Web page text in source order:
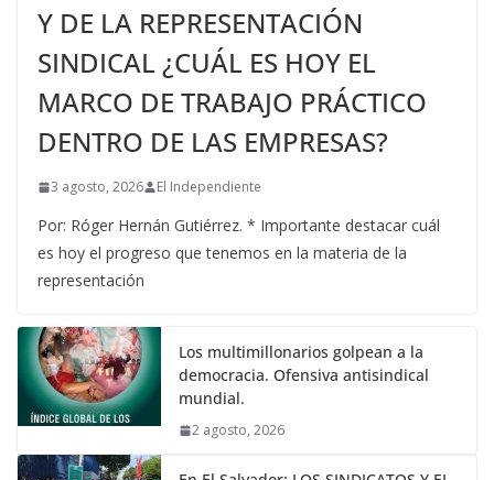
Y DE LA REPRESENTACIÓN
SINDICAL ¿CUÁL ES HOY EL
MARCO DE TRABAJO PRÁCTICO
DENTRO DE LAS EMPRESAS?
3 agosto, 2026 El Independiente
Por: Róger Hernán Gutiérrez. * Importante destacar cuál
es hoy el progreso que tenemos en la materia de la
representación
Los multimillonarios golpean a la
democracia. Ofensiva antisindical
mundial.
2 agosto, 2026